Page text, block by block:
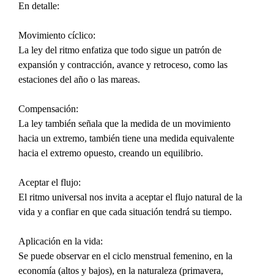
En detalle:
Movimiento cíclico:
La ley del ritmo enfatiza que todo sigue un patrón de
expansión y contracción, avance y retroceso, como las
estaciones del año o las mareas.
Compensación:
La ley también señala que la medida de un movimiento
hacia un extremo, también tiene una medida equivalente
hacia el extremo opuesto, creando un equilibrio.
Aceptar el flujo:
El ritmo universal nos invita a aceptar el flujo natural de la
vida y a confiar en que cada situación tendrá su tiempo.
Aplicación en la vida:
Se puede observar en el ciclo menstrual femenino, en la
economía (altos y bajos), en la naturaleza (primavera,